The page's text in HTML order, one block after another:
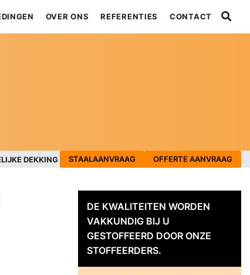
OVER ONS REFERENTIES CONTACT
DEKKING STAALAANVRAAG OFFERTE AANVRAAG
DE KWALITEITEN WORDEN
VAKKUNDIG BIJ U
GESTOFFEERD DOOR ONZE
STOFFEERDERS.